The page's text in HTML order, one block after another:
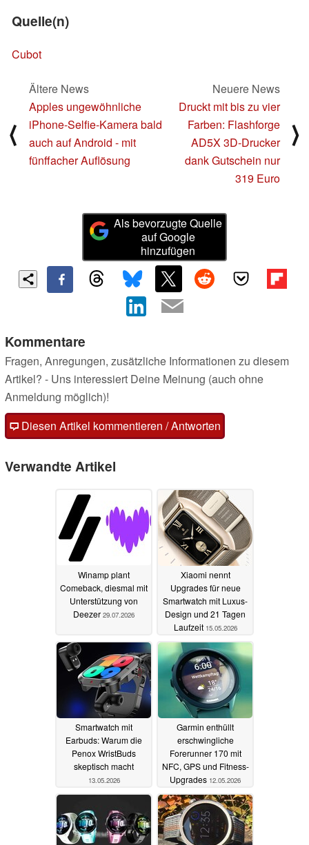
Quelle(n)
Cubot
⟨
Ältere News
Apples ungewöhnliche
iPhone-Selfie-Kamera bald
auch auf Android - mit
fünffacher Auflösung
Neuere News
Druckt mit bis zu vier
Farben: Flashforge
AD5X 3D-Drucker
dank Gutschein nur
319 Euro
⟩
Als bevorzugte Quelle
auf Google
hinzufügen
Kommentare
Fragen, Anregungen, zusätzliche Informationen zu diesem
Artikel? - Uns interessiert Deine Meinung (auch ohne
Anmeldung möglich)!
Diesen Artikel kommentieren / Antworten
Verwandte Artikel
Winamp plant
Comeback, diesmal mit
Unterstützung von
Deezer 29.07.2026
Xiaomi nennt
Upgrades für neue
Smartwatch mit Luxus-
Design und 21 Tagen
Laufzeit 15.05.2026
Smartwatch mit
Earbuds: Warum die
Penox WristBuds
skeptisch macht
13.05.2026
Garmin enthüllt
erschwingliche
Forerunner 170 mit
NFC, GPS und Fitness-
Upgrades 12.05.2026